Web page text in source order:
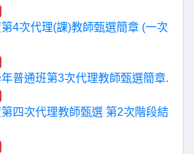
4次代理(課)教師甄選簡章 (一次
普通班第3次代理教師甄選簡章.
四次代理教師甄選 第2次階段結